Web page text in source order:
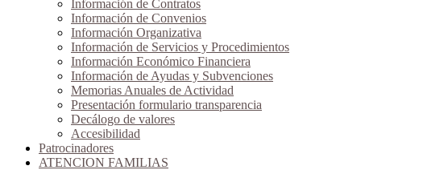
Información de Contratos
Información de Convenios
Información Organizativa
Información de Servicios y Procedimientos
Información Económico Financiera
Información de Ayudas y Subvenciones
Memorias Anuales de Actividad
Presentación formulario transparencia
Decálogo de valores
Accesibilidad
Patrocinadores
ATENCION FAMILIAS